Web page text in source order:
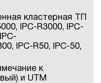
кластерная ТП
IPC-R3000, IPC-
IPC-R50, IPC-50,
к
и UTM